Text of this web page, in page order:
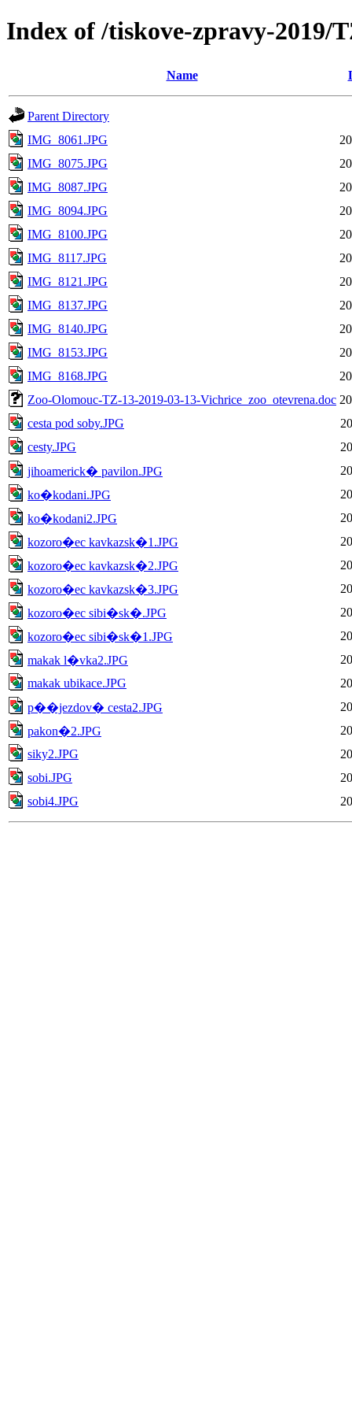
Index of /tiskove-zpravy-2019/
Name
Parent Directory
IMG_8061.JPG
IMG_8075.JPG
IMG_8087.JPG
IMG_8094.JPG
IMG_8100.JPG
IMG_8117.JPG
IMG_8121.JPG
IMG_8137.JPG
IMG_8140.JPG
IMG_8153.JPG
IMG_8168.JPG
Zoo-Olomouc-TZ-13-2019-03-13-Vichrice_zoo_otevrena.doc
cesta pod soby.JPG
cesty.JPG
jihoamerick� pavilon.JPG
ko�kodani.JPG
ko�kodani2.JPG
kozoro�ec kavkazsk�1.JPG
kozoro�ec kavkazsk�2.JPG
kozoro�ec kavkazsk�3.JPG
kozoro�ec sibi�sk�.JPG
kozoro�ec sibi�sk�1.JPG
makak l�vka2.JPG
makak ubikace.JPG
p��jezdov� cesta2.JPG
pakon�2.JPG
siky2.JPG
sobi.JPG
sobi4.JPG